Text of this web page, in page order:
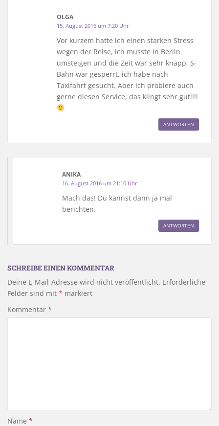
OLGA
15. August 2016 um 7:20 Uhr
Vor kurzem hatte ich einen starken Stress
wegen der Reise, ich musste in Berlin
umsteigen und die Zeit war sehr knapp, S-
Bahn war gesperrt, ich habe nach
Taxifahrt gesucht. Aber ich probiere auch
gerne diesen Service, das klingt sehr gut!!!!
ANTWORTEN
ANIKA
16. August 2016 um 21:10 Uhr
Mach das! Du kannst dann ja mal
berichten.
ANTWORTEN
SCHREIBE EINEN KOMMENTAR
Deine E-Mail-Adresse wird nicht veröffentlicht. Erforderliche
Felder sind mit * markiert
Kommentar *
Name *